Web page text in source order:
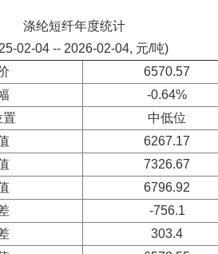
涤纶短纤年度统计
02-04 -- 2026-02-04, 元/吨)
6570.57
-0.64%
置
中低位
6267.17
7326.67
6796.92
-756.1
303.4